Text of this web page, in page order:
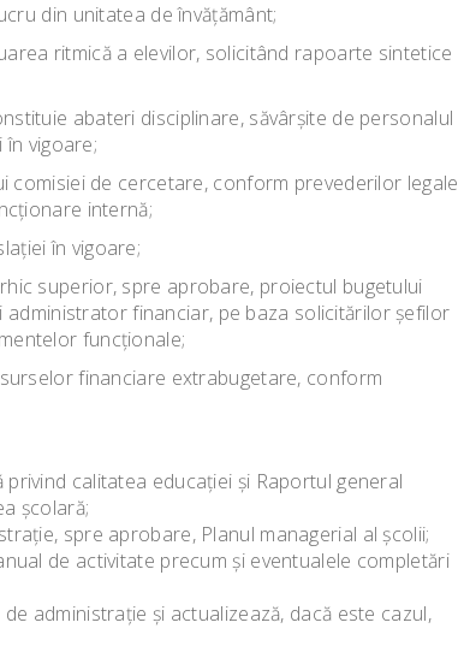
din unitatea de învăţământ;
ritmică a elevilor, solicitând rapoarte sintetice
abateri disciplinare, săvârşite de personalul
vigoare;
de cercetare, conform prevederilor legale
internă;
în vigoare;
superior, spre aprobare, proiectul bugetului
financiar, pe baza solicitărilor şefilor
funcţionale;
financiare extrabugetare, conform
calitatea educaţiei şi Raportul general
şcolară;
spre aprobare, Planul managerial al şcolii;
de activitate precum şi eventualele completări
administraţie şi actualizează, dacă este cazul,